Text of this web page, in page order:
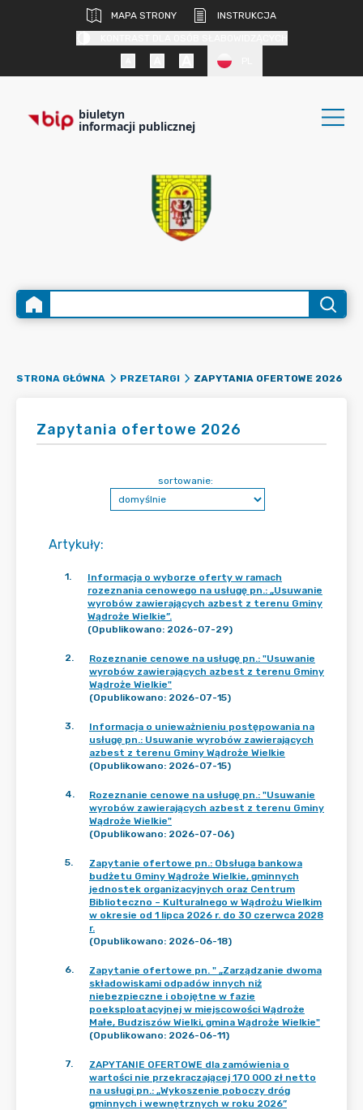
MAPA STRONY
INSTRUKCJA
biuletyn
informacji publicznej
STRONA GŁÓWNA PRZETARGI ZAPYTANIA OFERTOWE 2026
Zapytania ofertowe 2026
Artykuły:
sortowanie:
1.
Informacja o wyborze oferty w ramach
rozeznania cenowego na usługę pn.: „Usuwanie
wyrobów zawierających azbest z terenu Gminy
Wądroże Wielkie”.
(Opublikowano: 2026-07-29)
2.
Rozeznanie cenowe na usługę pn.: "Usuwanie
wyrobów zawierających azbest z terenu Gminy
Wądroże Wielkie"
(Opublikowano: 2026-07-15)
3.
Informacja o unieważnieniu postępowania na
usługę pn.: Usuwanie wyrobów zawierających
azbest z terenu Gminy Wądroże Wielkie
(Opublikowano: 2026-07-15)
4.
Rozeznanie cenowe na usługę pn.: "Usuwanie
wyrobów zawierających azbest z terenu Gminy
Wądroże Wielkie"
(Opublikowano: 2026-07-06)
5.
Zapytanie ofertowe pn.: Obsługa bankowa
budżetu Gminy Wądroże Wielkie, gminnych
jednostek organizacyjnych oraz Centrum
Biblioteczno – Kulturalnego w Wądrożu Wielkim
w okresie od 1 lipca 2026 r. do 30 czerwca 2028
r.
(Opublikowano: 2026-06-18)
6.
Zapytanie ofertowe pn. " „Zarządzanie dwoma
składowiskami odpadów innych niż
niebezpieczne i obojętne w fazie
poeksploatacyjnej w miejscowości Wądroże
Małe, Budziszów Wielki, gmina Wądroże Wielkie"
(Opublikowano: 2026-06-11)
7.
ZAPYTANIE OFERTOWE dla zamówienia o
wartości nie przekraczającej 170 000 zł netto
na usługi pn.: „Wykoszenie poboczy dróg
gminnych i wewnętrznych w roku 2026”